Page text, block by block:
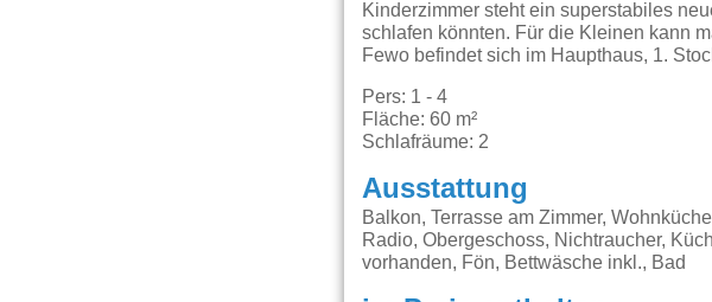
Kinderzimmer steht ein superstabiles
schlafen könnten. Für die Kleinen kann
Fewo befindet sich im Haupthaus, 1.
Pers: 1 - 4
Fläche: 60 m²
Schlafräume: 2
Ausstattung
Balkon, Terrasse am Zimmer,
Radio, Obergeschoss, Nichtraucher,
vorhanden, Fön, Bettwäsche inkl., Bad